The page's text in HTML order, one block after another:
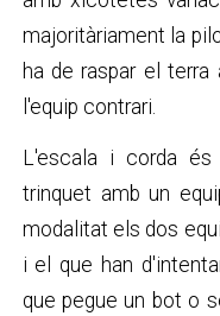
majoritàriament la
ha de raspar el
l'equip contrari.
L'escala i corda
trinquet amb un
modalitat els dos
i el que han
que pegue un bot o